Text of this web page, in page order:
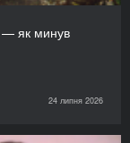
— як минув
24 липня 2026